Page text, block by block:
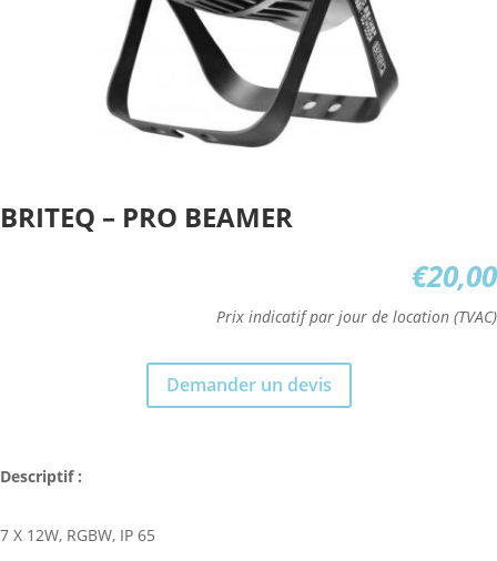
BRITEQ – PRO BEAMER
€20,00
Prix indicatif par jour de location (TVAC)
Demander un devis
Descriptif :
7 X 12W, RGBW, IP 65